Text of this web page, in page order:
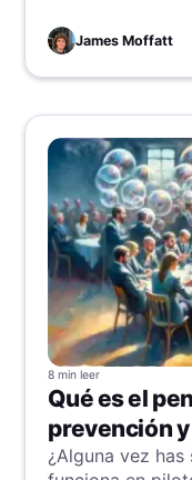
completas.
James Moffatt
8 min leer
Qué es el
prevención
¿Alguna vez